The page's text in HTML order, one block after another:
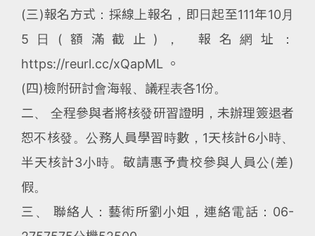
(三)報名方式：採線上報名，即日起至111年10月
5日(額滿截止)， 報名網址：
https://reurl.cc/xQapML 。
(四)檢附研討會海報、議程表各1份。
二、 全程參與者將核發研習證明，未辦理簽退者
恕不核發。公務人員學習時數，1天核計6小時、
半天核計3小時。敬請惠予貴校參與人員公(差)
假。
三、 聯絡人：藝術所劉小姐，連絡電話：06-